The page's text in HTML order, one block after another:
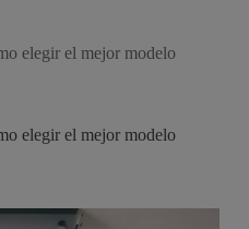
elegir el mejor modelo
elegir el mejor modelo